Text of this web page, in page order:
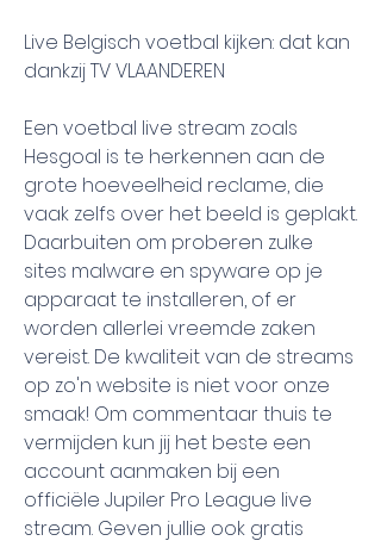
Live Belgisch voetbal kijken: dat kan
dankzij TV VLAANDEREN
Een voetbal live stream zoals
Hesgoal is te herkennen aan de
grote hoeveelheid reclame, die
vaak zelfs over het beeld is geplakt.
Daarbuiten om proberen zulke
sites malware en spyware op je
apparaat te installeren, of er
worden allerlei vreemde zaken
vereist. De kwaliteit van de streams
op zo'n website is niet voor onze
smaak! Om commentaar thuis te
vermijden kun jij het beste een
account aanmaken bij een
officiële Jupiler Pro League live
stream. Geven jullie ook gratis